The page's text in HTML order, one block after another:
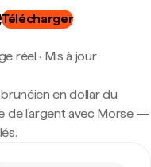
Télécharger
réel · Mis à jour
en dollar du
de l'argent avec Morse —